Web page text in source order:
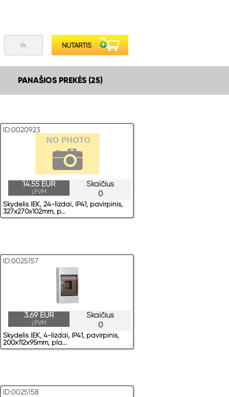
PANAŠIOS PREKĖS (25)
ID:0020923
Skaičius
0
14.55 EUR
į.PVM
Skydelis IEK, 24-lizdai, IP41, pavirрinis,
327x270x102mm, p...
ID:0025157
Skaičius
0
3.69 EUR
į.PVM
Skydelis IEK, 4-lizdai, IP41, pavirрinis,
200x112x95mm, pla...
ID:0025158